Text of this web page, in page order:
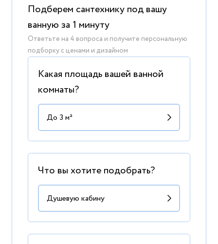
Подберем сантехнику под вашу
ванную за 1 минуту
Ответьте на 4 вопроса и получите персональную
подборку с ценами и дизайном
Какая площадь вашей ванной
комнаты?
Что вы хотите подобрать?